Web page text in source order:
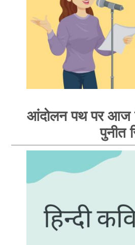
आंदोलन पथ पर आज
पुनीत